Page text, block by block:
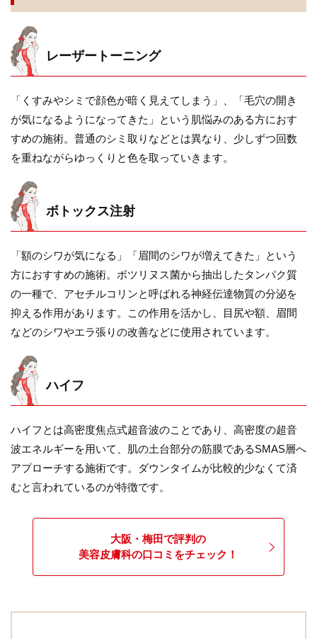
レーザートーニング
「くすみやシミで顔色が暗く見えてしまう」、「毛穴の開き
が気になるようになってきた」という肌悩みのある方におす
すめの施術。普通のシミ取りなどとは異なり、少しずつ回数
を重ねながらゆっくりと色を取っていきます。
ボトックス注射
「額のシワが気になる」「眉間のシワが増えてきた」という
方におすすめの施術。ボツリヌス菌から抽出したタンパク質
の一種で、アセチルコリンと呼ばれる神経伝達物質の分泌を
抑える作用があります。この作用を活かし、目尻や額、眉間
などのシワやエラ張りの改善などに使用されています。
ハイフ
ハイフとは高密度焦点式超音波のことであり、高密度の超音
波エネルギーを用いて、肌の土台部分の筋膜であるSMAS層へ
アプローチする施術です。ダウンタイムが比較的少なくて済
むと言われているのが特徴です。
大阪・梅田で評判の
美容皮膚科の口コミをチェック！